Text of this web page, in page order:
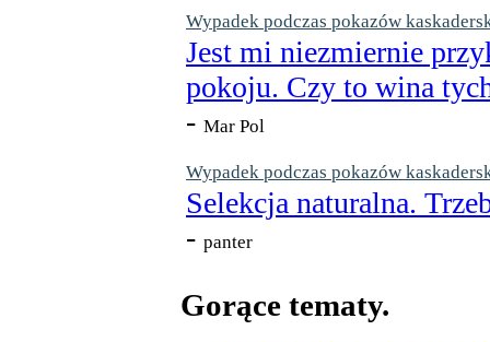
Wypadek podczas pokazów
Jest mi niezmiernie
pokoju. Czy to wina
- Mar Pol
Wypadek podczas pokazów
Selekcja naturalna.
- panter
Gorące tematy.